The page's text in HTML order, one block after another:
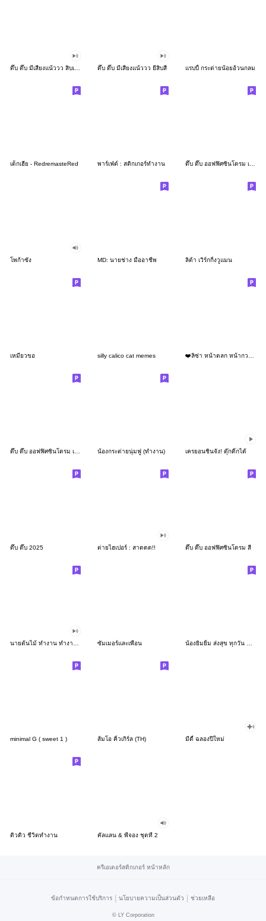
ดึ๊บ ดึ๊บ มีเสียงแน้ววว ยี่สิบสี่ แรบบี้ กระต่ายน้อยอ้วนกลม
เด็กเฮีย - RedremasteRed พาร์เฟ่ต์ : สติกเกอร์ทำงาน ดึ๊บ ดึ๊บ ออฟฟิศซินโดรม เจ็ด
โพก้าซัง MD: นายช่าง มืออาชีพ ลิต้า เวิร์กกิ้งวูแมน
เหมียวขอ silly calico cat memes
ดึ๊บ ดึ๊บ ออฟฟิศซินโดรม เก้า น้องกระต่ายนุ่มฟู (ทำงาน) เครยอนชินจัง! ดุ๊กดิ๊กได้
ดึ๊บ ดึ๊บ 2025 ต่ายไฮเปอร์ : สาดดด!! ดึ๊บ ดึ๊บ ออฟฟิศซินโดรม สี่
ซัมเมอร์และเพื่อน
minimal G ( sweet 1 ) ส้มโอ คิ้วเกิร์ล (TH) มีดี้ ฉลองปีใหม่
ดิวดิว ชีวิตทำงาน คัลแลน & พี่จอง ชุดที่ 2
ครีเอเตอร์สติกเกอร์ หน้าหลัก
ข้อกำหนดการใช้บริการ | นโยบายความเป็นส่วนตัว | ช่วยเหลือ
© LY Corporation